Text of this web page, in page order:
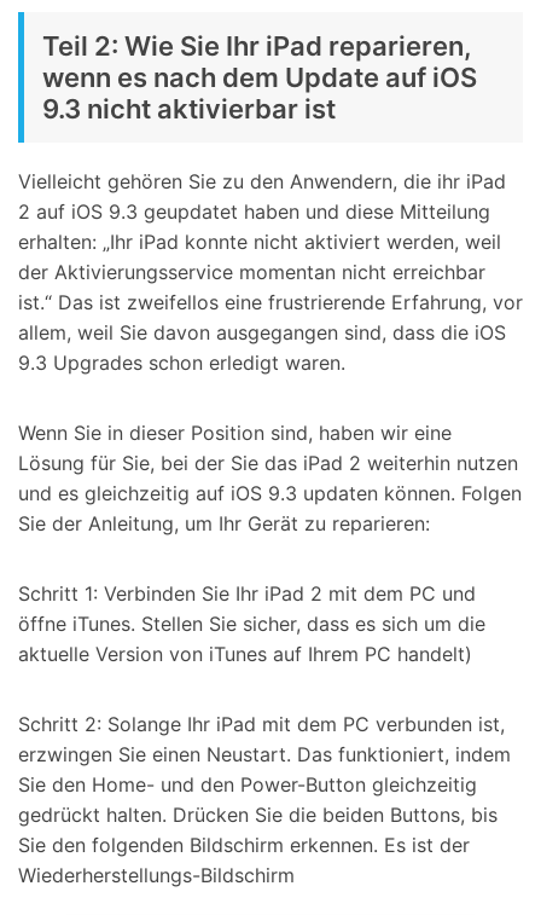
Teil 2: Wie Sie Ihr iPad reparieren,
wenn es nach dem Update auf iOS
9.3 nicht aktivierbar ist
Vielleicht gehören Sie zu den Anwendern, die ihr iPad
2 auf iOS 9.3 geupdatet haben und diese Mitteilung
erhalten: „Ihr iPad konnte nicht aktiviert werden, weil
der Aktivierungsservice momentan nicht erreichbar
ist.“ Das ist zweifellos eine frustrierende Erfahrung, vor
allem, weil Sie davon ausgegangen sind, dass die iOS
9.3 Upgrades schon erledigt waren.
Wenn Sie in dieser Position sind, haben wir eine
Lösung für Sie, bei der Sie das iPad 2 weiterhin nutzen
und es gleichzeitig auf iOS 9.3 updaten können. Folgen
Sie der Anleitung, um Ihr Gerät zu reparieren:
Schritt 1: Verbinden Sie Ihr iPad 2 mit dem PC und
öffne iTunes. Stellen Sie sicher, dass es sich um die
aktuelle Version von iTunes auf Ihrem PC handelt)
Schritt 2: Solange Ihr iPad mit dem PC verbunden ist,
erzwingen Sie einen Neustart. Das funktioniert, indem
Sie den Home- und den Power-Button gleichzeitig
gedrückt halten. Drücken Sie die beiden Buttons, bis
Sie den folgenden Bildschirm erkennen. Es ist der
Wiederherstellungs-Bildschirm